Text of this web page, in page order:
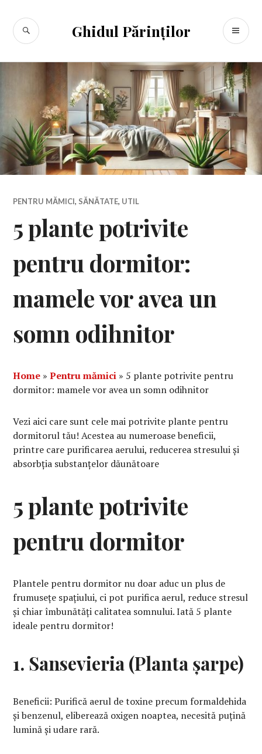
conținut
Ghidul Părinților
CĂUTARE
PENTRU MĂMICI, SĂNĂTATE, UTIL
5 plante potrivite
pentru dormitor:
mamele vor avea un
somn odihnitor
Home »Pentru mămici » 5 plante potrivite pentru
dormitor: mamele vor avea un somn odihnitor
Vezi aici care sunt cele mai potrivite plante pentru
dormitorul tău! Acestea au numeroase beneficii,
printre care purificarea aerului, reducerea stresului și
absorbția substanțelor dăunătoare
5 plante potrivite
pentru dormitor
Plantele pentru dormitor nu doar aduc un plus de
frumusețe spațiului, ci pot purifica aerul, reduce stresul
și chiar îmbunătăți calitatea somnului. Iată 5 plante
ideale pentru dormitor!
1. Sansevieria (Planta șarpe)
Beneficii: Purifică aerul de toxine precum formaldehida
și benzenul, eliberează oxigen noaptea, necesită puțină
lumină și udare rară.